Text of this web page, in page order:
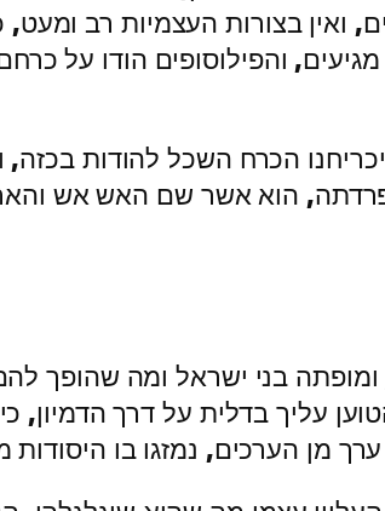
ואין בצורות העצמיות רב
והפילוסופים הודו על
הכרח השכל להודות
הוא אשר שם האש אש
בני ישראל ומה שהופך
עליך בדלית על דרך הדמיון,
מן הערכים, נמזגו בו